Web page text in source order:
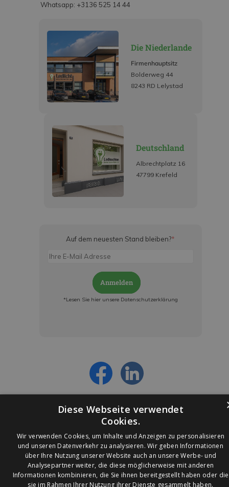
Whatsapp: +3136 525 14 44
Die Niederlande
Firmenhauptsitz
Bolderweg 44
8243 RD Lelystad
Deutschland
Albrechtplatz 16
47799 Krefeld
Auf dem neuesten Stand bleiben?*
Anmelden
*Lesen Sie hier unsere Datenschutzerklärung
© 2026 Ledleuchtendiscounter.de
Diese Webseite verwendet
Cookies.
Wir verwenden Cookies, um Inhalte und Anzeigen zu personalisieren
und unseren Datenverkehr zu analysieren. Wir geben Informationen
über Ihre Nutzung unserer Website auch an unsere Werbe- und
Analysepartner weiter, die diese möglicherweise mit anderen
Informationen kombinieren, die Sie ihnen bereitgestellt haben oder die
sie im Rahmen Ihrer Nutzung ihrer Dienste gesammelt haben.